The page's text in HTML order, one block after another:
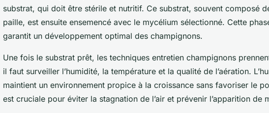
substrat, qui doit être stérile et nutritif. Ce substrat, souvent composé
paille, est ensuite ensemencé avec le mycélium sélectionné. Cette
garantit un développement optimal des champignons.
Une fois le substrat prêt, les techniques entretien champignons
il faut surveiller l’humidité, la température et la qualité de l’aération.
maintient un environnement propice à la croissance sans favoriser le
est cruciale pour éviter la stagnation de l’air et prévenir l’apparition de